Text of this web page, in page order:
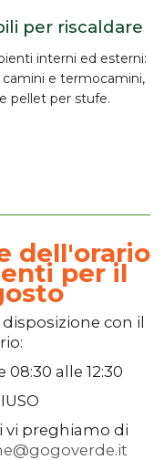
per riscaldare
interni ed esterni:
camini e termocamini,
pellet per stufe.
dell'orario
per il
disposizione con il
08:30 alle 12:30
vi preghiamo di